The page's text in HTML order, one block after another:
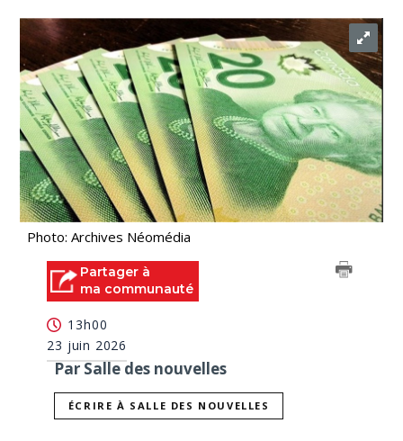
Photo: Archives Néomédia
Partager à
ma communauté
13h00
23 juin 2026
Par Salle des nouvelles
ÉCRIRE À SALLE DES NOUVELLES